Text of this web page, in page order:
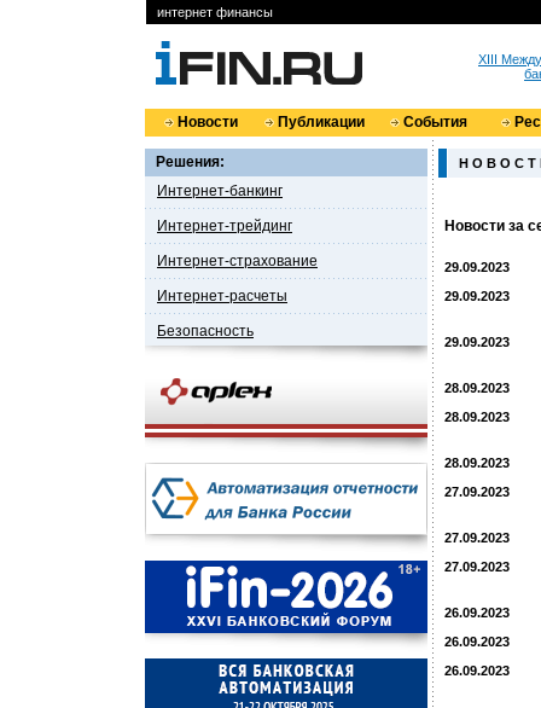
интернет финансы
XIII
Новости Публикации События
Решения:
Интернет-банкинг
Интернет-трейдинг
Интернет-страхование
Интернет-расчеты
Безопасность
Н О В О С Т
Новости за
29.09.2023
29.09.2023
29.09.2023
28.09.2023
28.09.2023
28.09.2023
27.09.2023
27.09.2023
27.09.2023
26.09.2023
26.09.2023
26.09.2023